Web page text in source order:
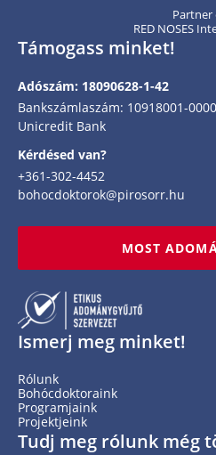
Partner
RED NOSES
Támogass minket!
Adószám: 18090628-1-42
Bankszámlaszám: 10918001-
Unicredit Bank
Kérdésed van?
+361-302-4452
bohocdoktorok@pirosorr.hu
MOST
Ismerj meg minket!
Rólunk
Bohócdoktoraink
Programjaink
Projektjeink
Tudj meg rólunk még